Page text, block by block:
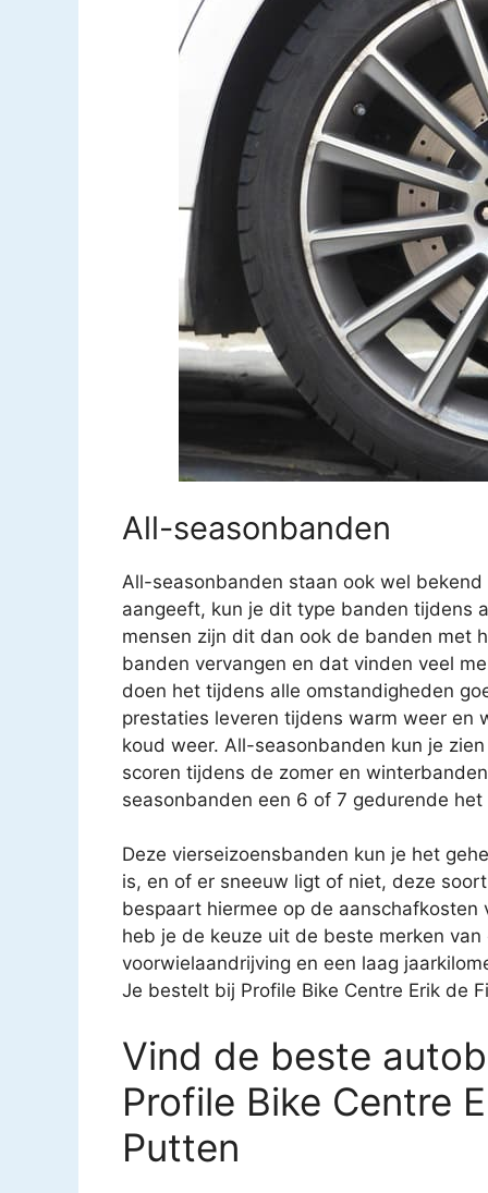
All-seasonbanden
All-seasonbanden staan ook wel
aangeeft, kun je dit type banden tijdens
mensen zijn dit dan ook de banden met
banden vervangen en dat vinden veel
doen het tijdens alle omstandigheden
prestaties leveren tijdens warm weer
koud weer. All-seasonbanden kun je
scoren tijdens de zomer en
seasonbanden een 6 of 7 gedurende het
Deze vierseizoensbanden kun je het
is, en of er sneeuw ligt of niet, deze
bespaart hiermee op de
heb je de keuze uit de beste merken
voorwielaandrijving en een laag
Je bestelt bij Profile Bike Centre Erik de
Vind de beste
Profile Bike Centre
Putten